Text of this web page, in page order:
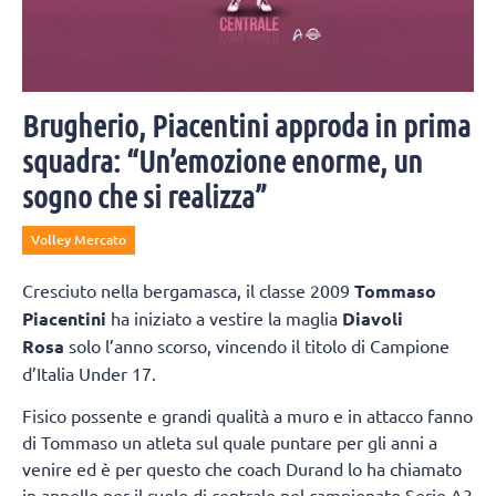
Brugherio, Piacentini approda in prima
squadra: “Un’emozione enorme, un
sogno che si realizza”
Volley Mercato
Cresciuto nella bergamasca, il classe 2009 Tommaso
Piacentini ha iniziato a vestire la maglia Diavoli
Rosa solo l’anno scorso, vincendo il titolo di Campione
d’Italia Under 17.
Fisico possente e grandi qualità a muro e in attacco fanno
di Tommaso un atleta sul quale puntare per gli anni a
venire ed è per questo che coach Durand lo ha chiamato